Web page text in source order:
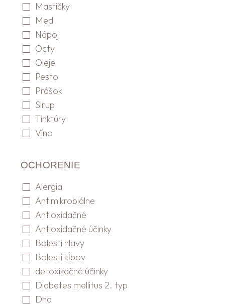
Mastičky
Med
Nápoj
Octy
Oleje
Pesto
Prášok
Sirup
Tinktúry
Víno
OCHORENIE
Alergia
Antimikrobiálne
Antioxidačné
Antioxidačné účinky
Bolesti hlavy
Bolesti kĺbov
detoxikačné účinky
Diabetes mellitus 2. typ
Dna